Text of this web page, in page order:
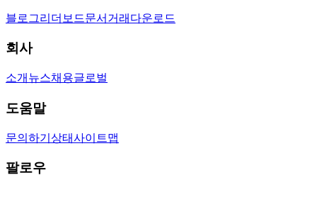
블로그리더보드문서 거래 다운로드
회사
소개 뉴스채용글로벌
도움말
문의하기 상태사이트맵
팔로우